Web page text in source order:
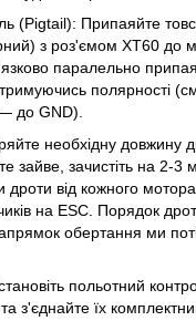
(Pigtail): Припаяйте
з роз'ємом XT60 до
паралельно
полярності
— до GND).
необхідну довжину
зайве, зачистіть на 2-3
дроти від кожного мотора
на ESC. Порядок
обертання ми
польотний
з'єднайте їх